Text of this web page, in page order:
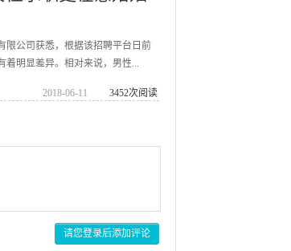
限公司获悉，根据该招聘平台日前
着明显差异。相对来说，男性...
2018-06-11 3452次阅读
请您登录后添加评论